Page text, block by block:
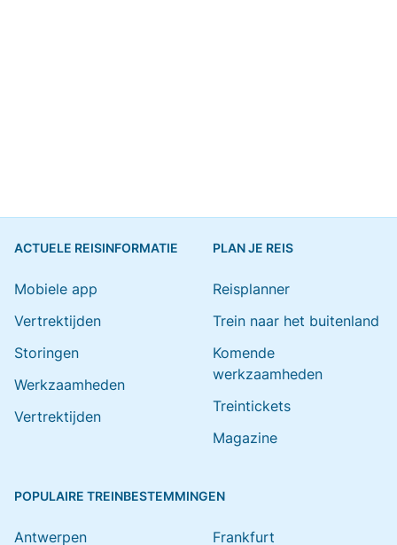
ACTUELE REISINFORMATIE
Mobiele app
Vertrektijden
Storingen
Werkzaamheden
Vertrektijden
PLAN JE REIS
Reisplanner
Trein naar het buitenland
Komende
werkzaamheden
Treintickets
Magazine
POPULAIRE TREINBESTEMMINGEN
Antwerpen
Frankfurt